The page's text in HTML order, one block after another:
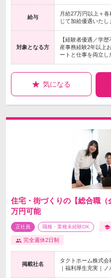
給与
月給27万円以上＋
じて加給優遇いた
対象となる方
【経験者優遇／学
産事務経験2年以上
ートと仕事を両立
気になる
住宅・街づくりの【総合職
万円可能
正社員 職種・業種未経験OK
完全週休2日制
掲載社名
タクトホーム株式
｜福利厚生充実｜ノ